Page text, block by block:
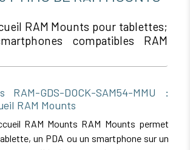
RAM Mounts pour tablettes;
compatibles RAM
RAM-GDS-DOCK-SAM54-MMU :
RAM Mounts
RAM Mounts RAM Mounts permet
un PDA ou un smartphone sur un